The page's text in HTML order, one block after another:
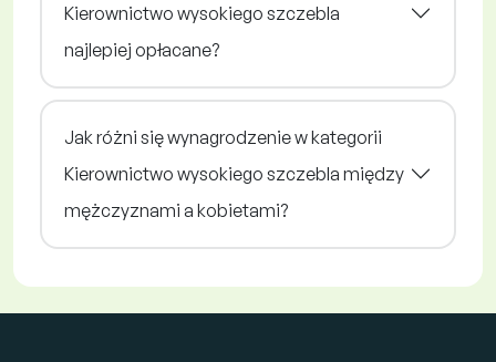
Kierownictwo wysokiego szczebla
najlepiej opłacane?
Jak różni się wynagrodzenie w kategorii
Kierownictwo wysokiego szczebla między
mężczyznami a kobietami?